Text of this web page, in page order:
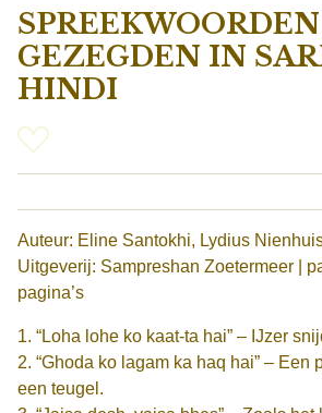
GEZEGDEN IN
HINDI
Auteur: Eline Santokhi, Lydius Nienhuis
Uitgeverij: Sampreshan Zoetermeer |
pagina’s
1. “Loha lohe ko kaat-ta hai” – IJzer
2. “Ghoda ko lagam ka haq hai” – Een
een teugel.